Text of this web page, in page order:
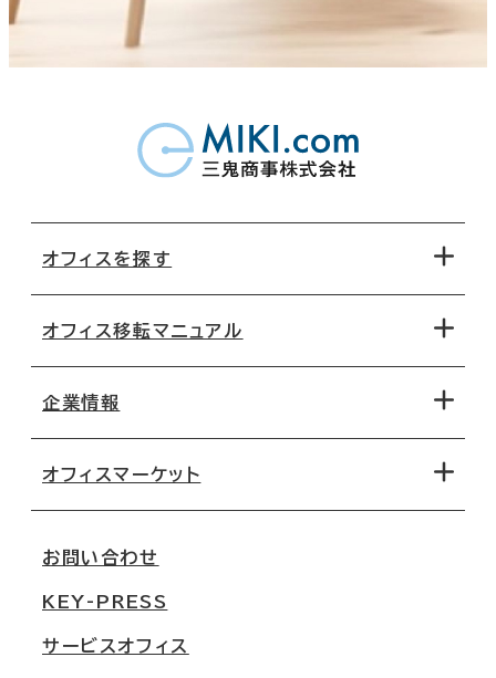
オフィスを探す
地図から探す
路線・駅から探す
オフィス移転マニュアル
移転コストシミュレーション
移転スケジュール
オフィス移転Q&A
企業情報
オフィスマーケット
大阪
名古屋
お問い合わせ
KEY-PRESS
サービスオフィス